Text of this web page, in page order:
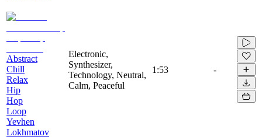
Abstract
Chill
Relax
Hip
Hop
Loop
Yevhen
Lokhmatov
Electronic,
Synthesizer,
Technology, Neutral,
Calm, Peaceful
1:53 -